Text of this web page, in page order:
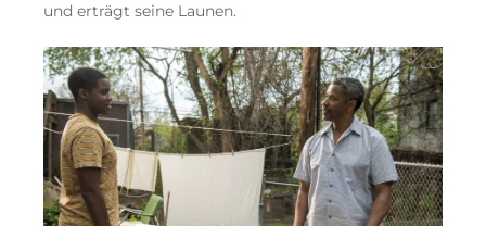
und erträgt seine Launen.